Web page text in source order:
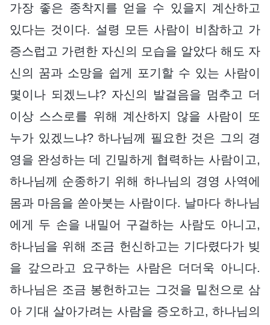
가장 좋은 종착지를 얻을 수 있을지 계산하고
있다는 것이다. 설령 모든 사람이 비참하고 가
증스럽고 가련한 자신의 모습을 알았다 해도 자
신의 꿈과 소망을 쉽게 포기할 수 있는 사람이
몇이나 되겠느냐? 자신의 발걸음을 멈추고 더
이상 스스로를 위해 계산하지 않을 사람이 또
누가 있겠느냐? 하나님께 필요한 것은 그의 경
영을 완성하는 데 긴밀하게 협력하는 사람이고,
하나님께 순종하기 위해 하나님의 경영 사역에
몸과 마음을 쏟아붓는 사람이다. 날마다 하나님
에게 두 손을 내밀어 구걸하는 사람도 아니고,
하나님을 위해 조금 헌신하고는 기다렸다가 빚
을 갚으라고 요구하는 사람은 더더욱 아니다.
하나님은 조금 봉헌하고는 그것을 밑천으로 삼
아 기대 살아가려는 사람을 증오하고, 하나님의